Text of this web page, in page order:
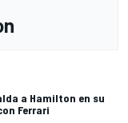
a Hamilton en su
Ferrari